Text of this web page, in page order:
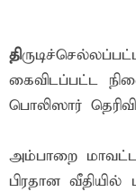
தி
கைவிடப்பட்ட
பொலிஸார்
அம்பாறை
பிரதான